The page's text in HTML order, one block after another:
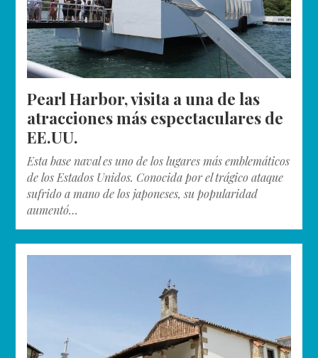
Pearl Harbor, visita a una de las
atracciones más espectaculares de
EE.UU.
Esta base naval es uno de los lugares más emblemáticos
de los Estados Unidos. Conocida por el trágico ataque
sufrido a mano de los japoneses, su popularidad
aumentó…